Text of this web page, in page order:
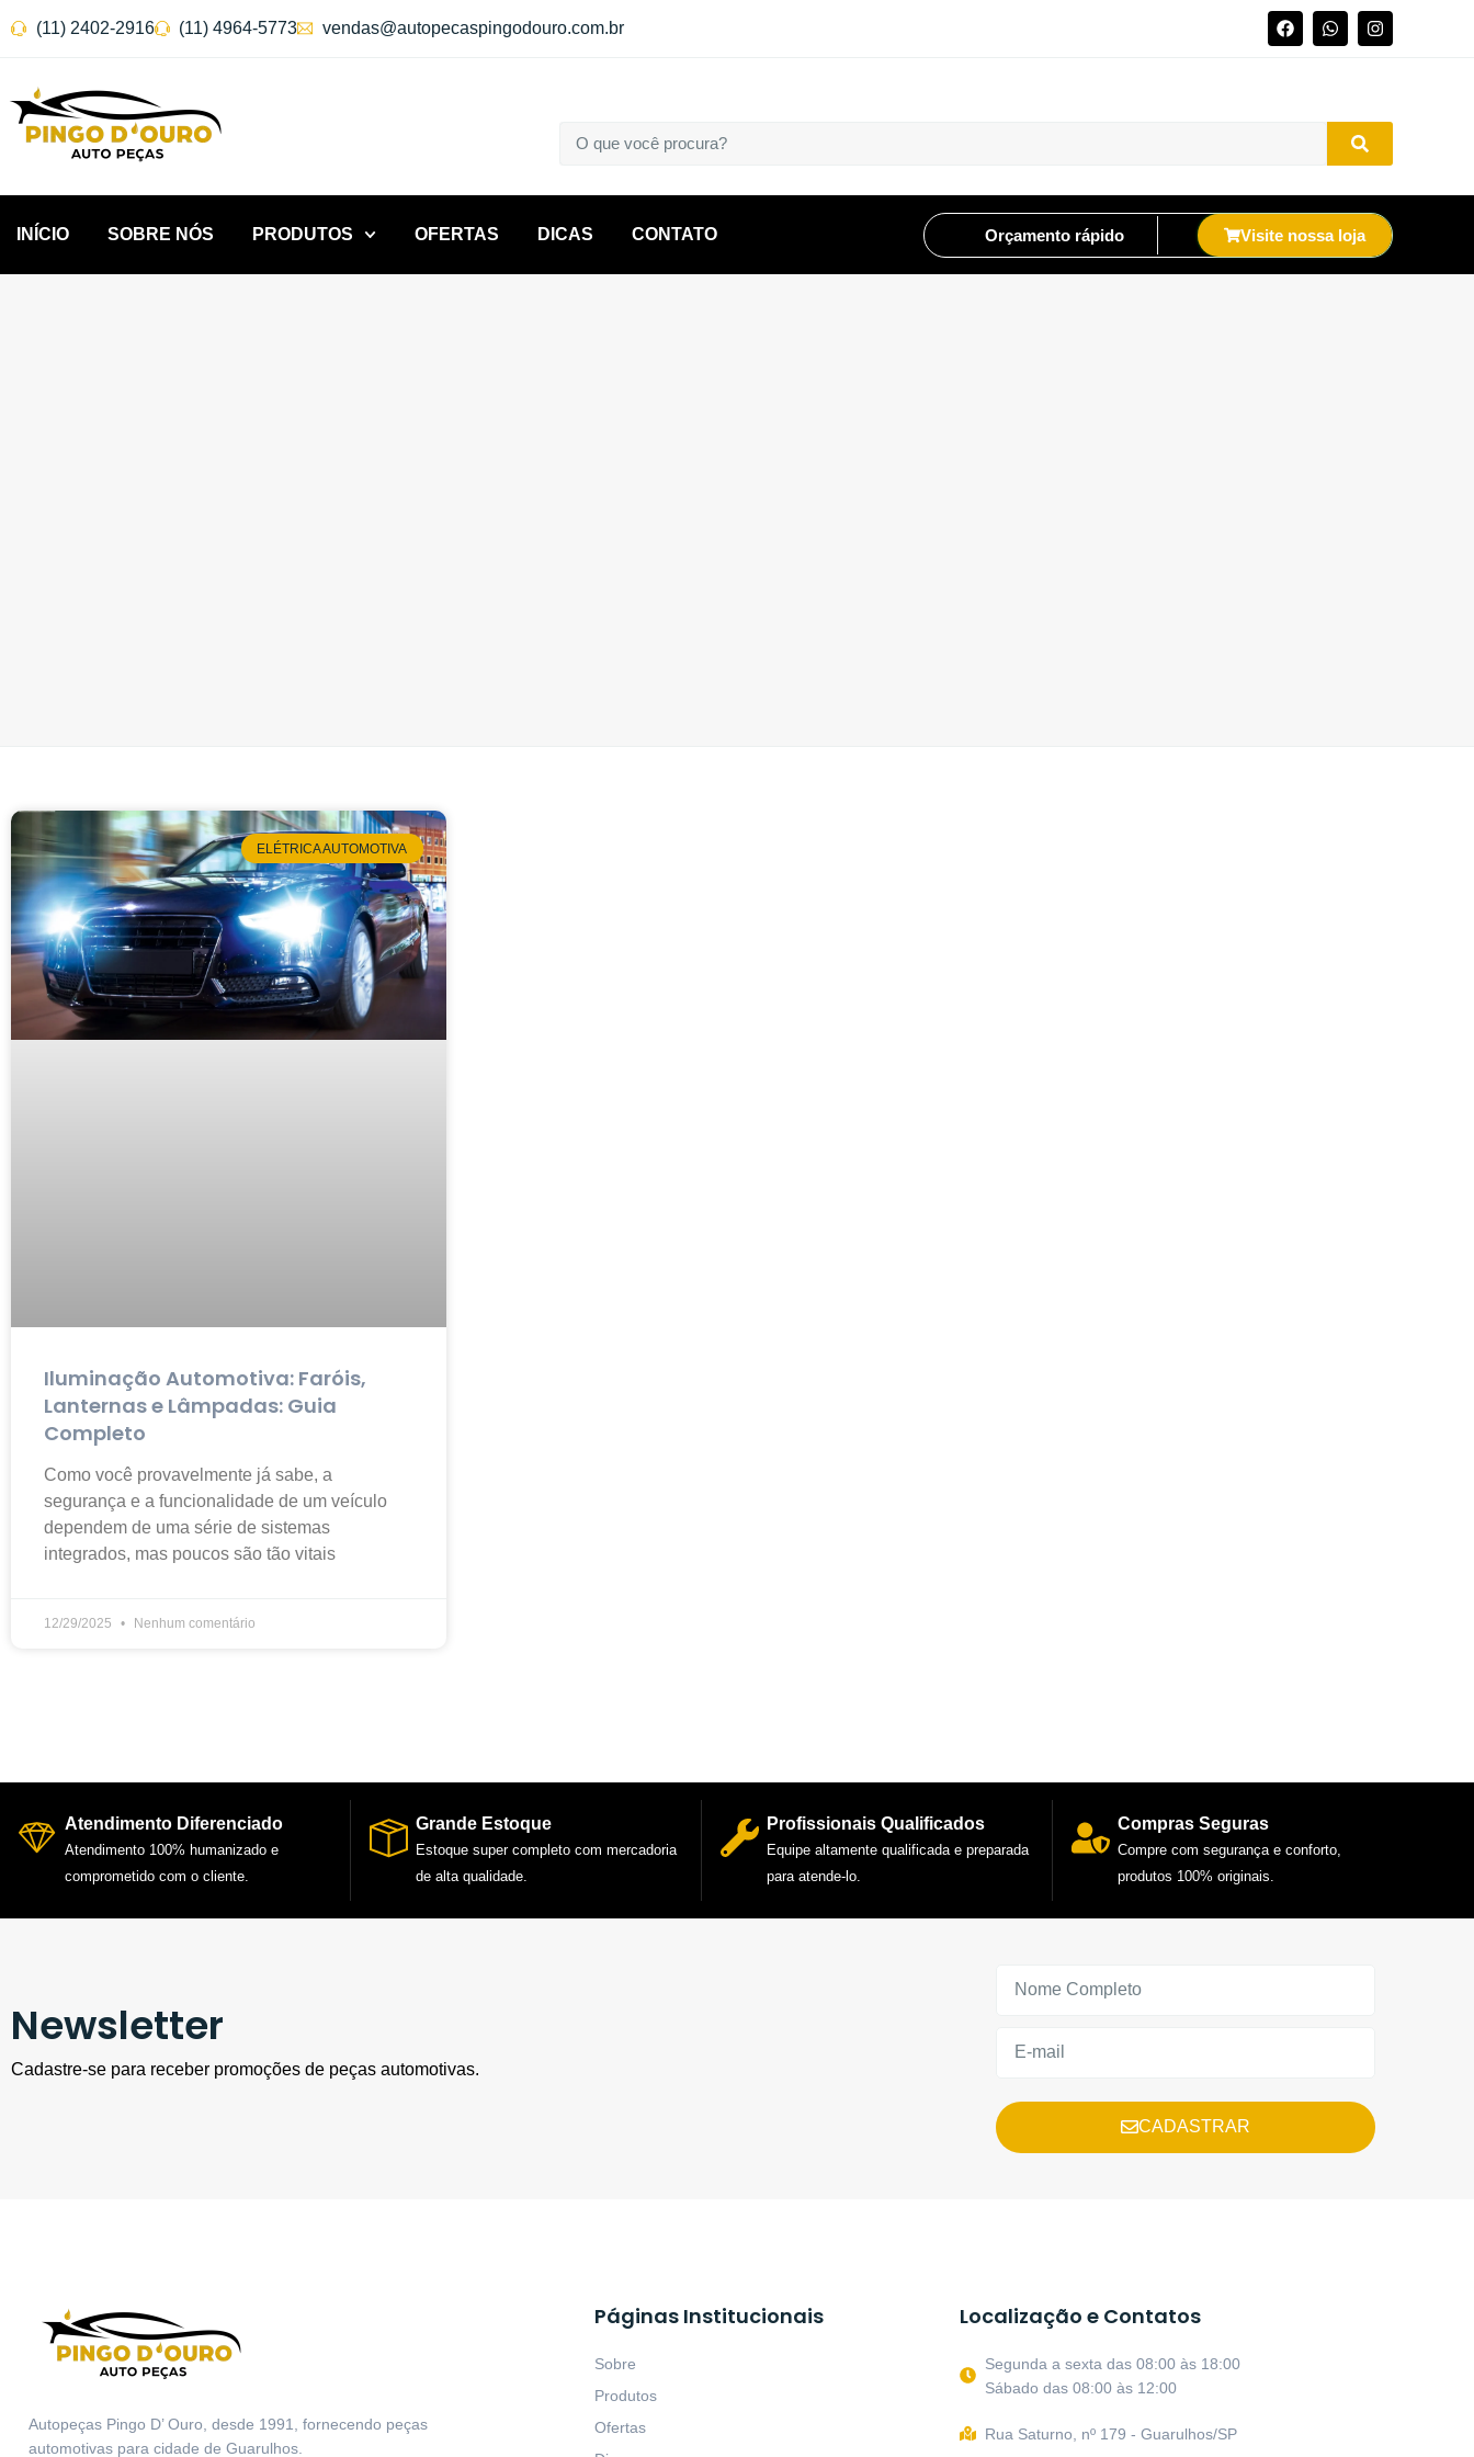
(11) 2402-2916 (11) 4964-5773 vendas@autopecaspingodouro.com.br
INÍCIO SOBRE NÓS PRODUTOS OFERTAS DICAS CONTATO Orçamento rápido Visite nossa loja
ELÉTRICA AUTOMOTIVA
Iluminação Automotiva: Faróis,
Lanternas e Lâmpadas: Guia
Completo
Como você provavelmente já sabe, a
segurança e a funcionalidade de um veículo
dependem de uma série de sistemas
integrados, mas poucos são tão vitais
12/29/2025 Nenhum comentário
Atendimento Diferenciado
Atendimento 100% humanizado e
comprometido com o cliente.
Grande Estoque
Estoque super completo com mercadoria
de alta qualidade.
Profissionais Qualificados
Equipe altamente qualificada e preparada
para atende-lo.
Compras Seguras
Compre com segurança e conforto,
produtos 100% originais.
Newsletter
Cadastre-se para receber promoções de peças automotivas.
CADASTRAR
Autopeças Pingo D’ Ouro, desde 1991, fornecendo peças
automotivas para cidade de Guarulhos.
Páginas Institucionais
Sobre
Produtos
Ofertas
Localização e Contatos
Segunda a sexta das 08:00 às 18:00
Sábado das 08:00 às 12:00
Rua Saturno, nº 179 - Guarulhos/SP